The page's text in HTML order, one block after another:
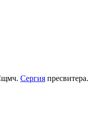
Сергия пресвитера.